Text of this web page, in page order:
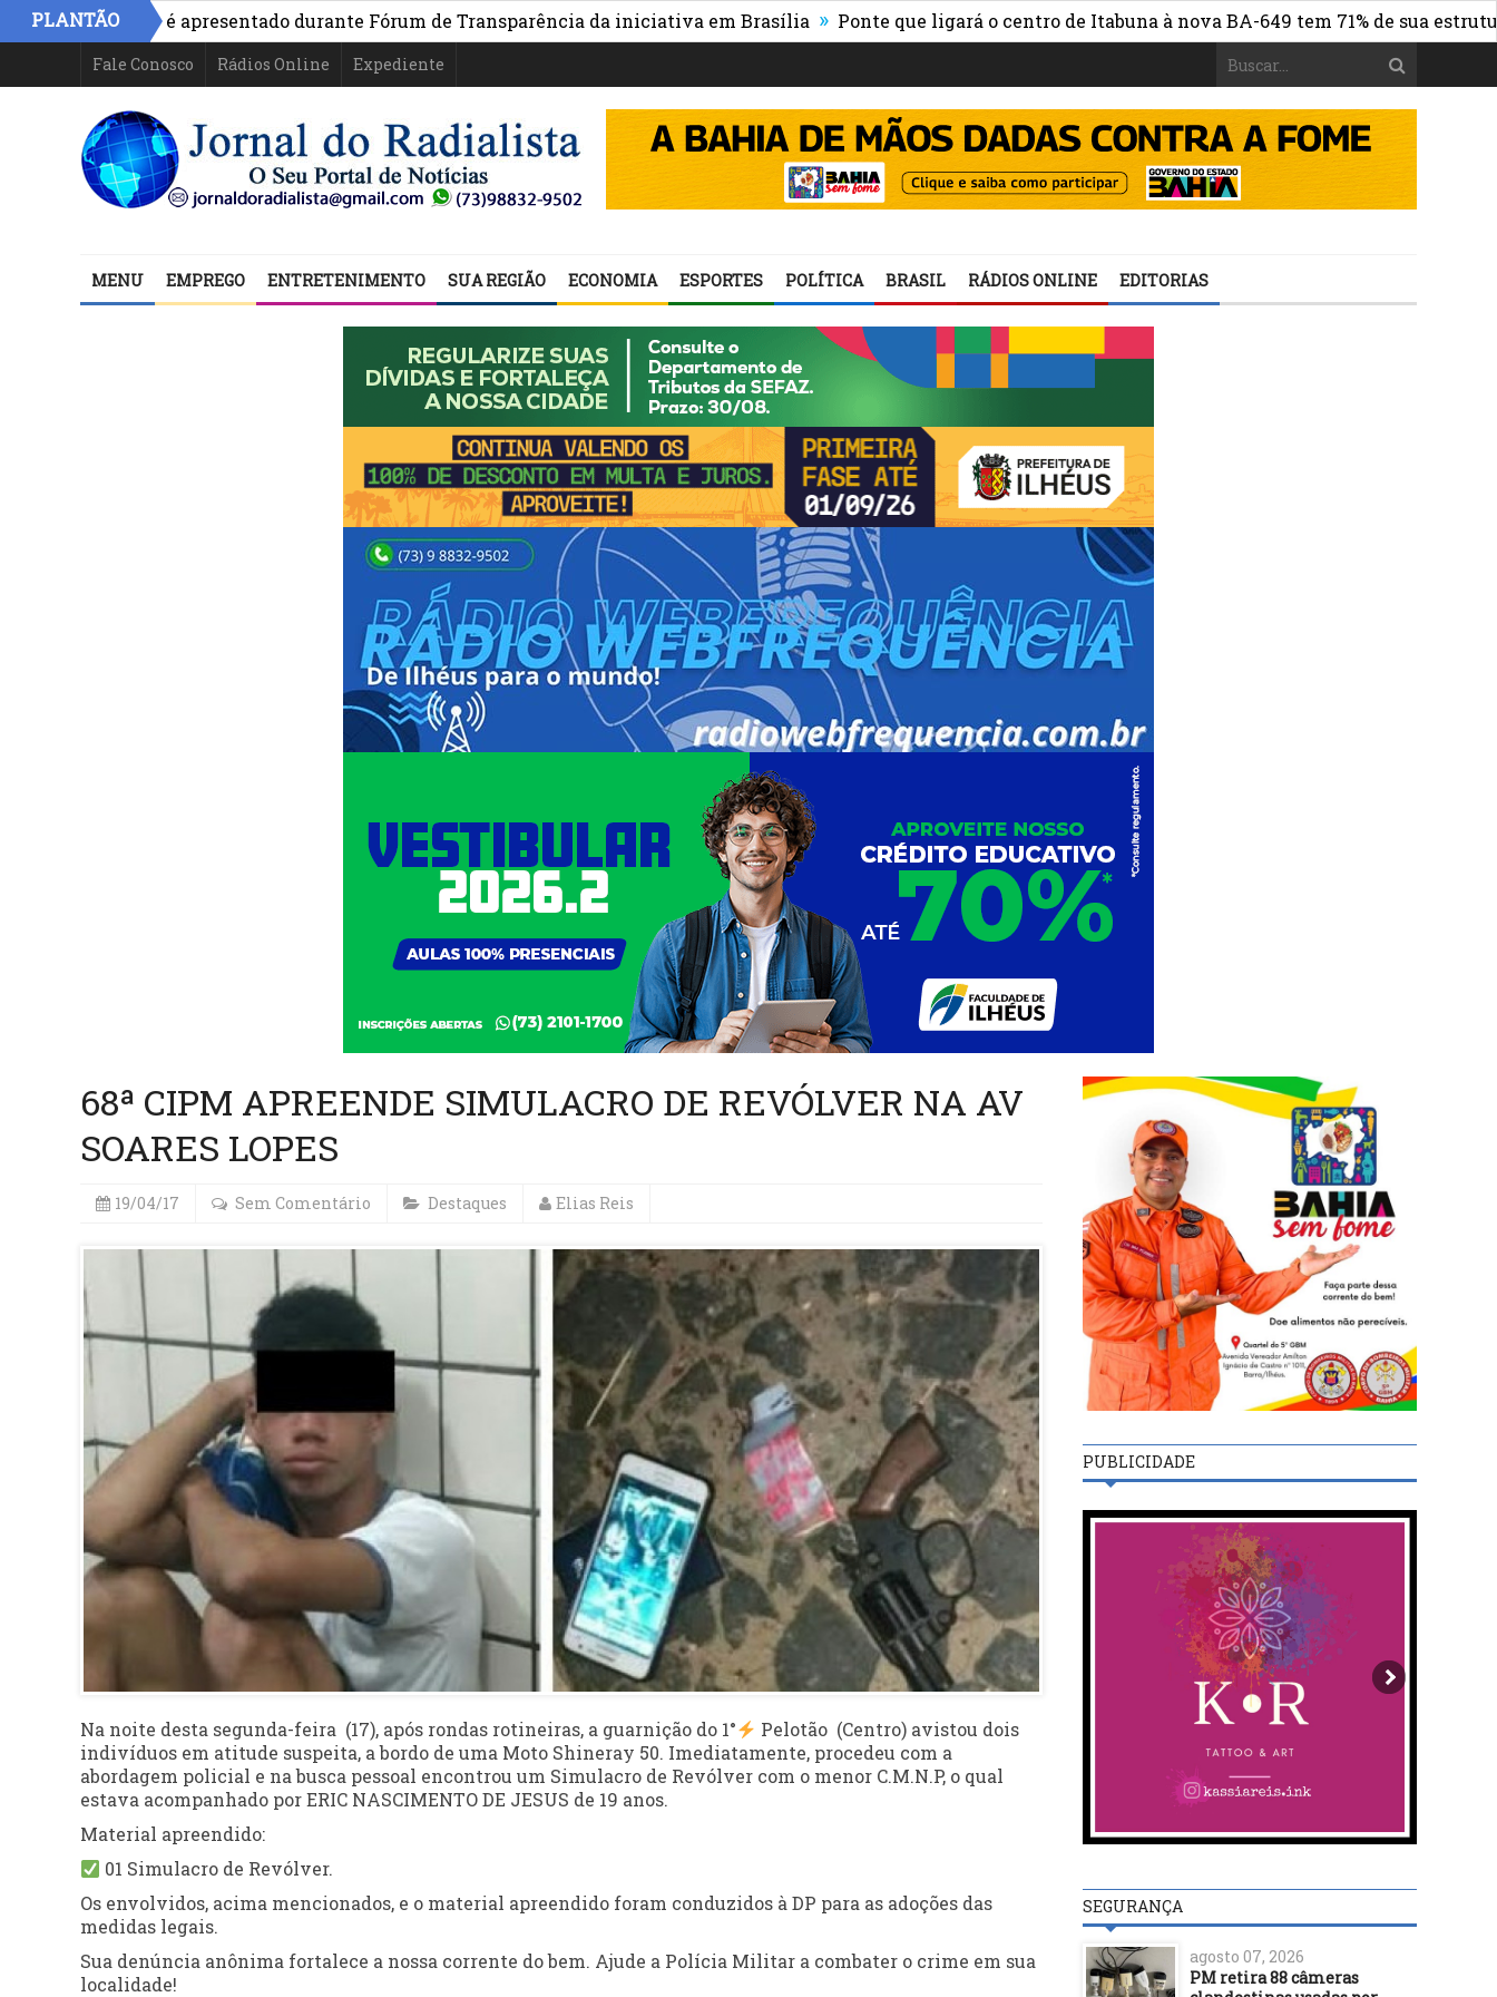
PLANTÃO
na Bahia é apresentado durante Fórum de Transparência da iniciativa em Brasília » Ponte que ligará o centro de Itabuna à nova BA-649 tem 71% de sua estrutura de
Fale Conosco Rádios Online Expediente
MENU EMPREGO ENTRETENIMENTO SUA REGIÃO ECONOMIA ESPORTES POLÍTICA BRASIL RÁDIOS ONLINE EDITORIAS
68ª CIPM APREENDE SIMULACRO DE REVÓLVER NA AV
SOARES LOPES
19/04/17 Sem Comentário Destaques Elias Reis
Na noite desta segunda-feira (17), após rondas rotineiras, a guarnição do 1°
Pelotão (Centro) avistou dois
indivíduos em atitude suspeita, a bordo de uma Moto Shineray 50. Imediatamente, procedeu com a
abordagem policial e na busca pessoal encontrou um Simulacro de Revólver com o menor C.M.N.P, o qual
estava acompanhado por ERIC NASCIMENTO DE JESUS de 19 anos.
Material apreendido:
01 Simulacro de Revólver.
Os envolvidos, acima mencionados, e o material apreendido foram conduzidos à DP para as adoções das
medidas legais.
Sua denúncia anônima fortalece a nossa corrente do bem. Ajude a Polícia Militar a combater o crime em sua
localidade!
PUBLICIDADE
SEGURANÇA
agosto 07, 2026
PM retira 88 câmeras